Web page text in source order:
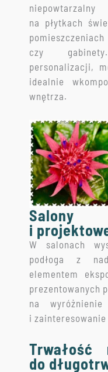
na płytkach
czy
personalizacji,
idealnie
wnętrza.
Salony
i
W salonach
podłoga z
elementem
prezentowanych
na
i
do